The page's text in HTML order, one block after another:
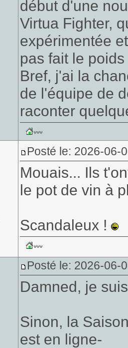
début d'une
Virtua Fighter,
expérimentée
pas fait le
Bref, j'ai la
de l'équipe de
raconter
Posté le: 2026-06-
Mouais... Ils
le pot de vin à
Scandaleux !
Posté le: 2026-06-
Damned, je
Sinon, la
est en ligne-